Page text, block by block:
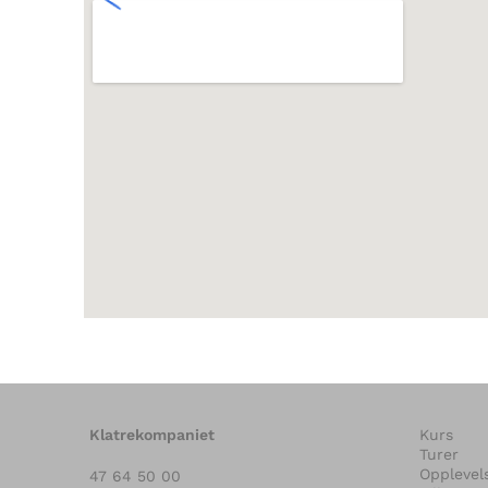
Klatrekompaniet
47 64 50 00
Kurs
Turer